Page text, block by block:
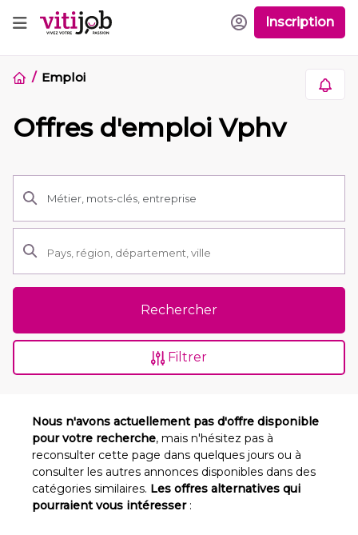
Inscription
Emploi
Offres d'emploi Vphv
Rechercher
Filtrer
Nous n'avons actuellement pas d'offre disponible
pour votre recherche, mais n'hésitez pas à
reconsulter cette page dans quelques jours ou à
consulter les autres annonces disponibles dans des
catégories similaires. Les offres alternatives qui
pourraient vous intéresser: